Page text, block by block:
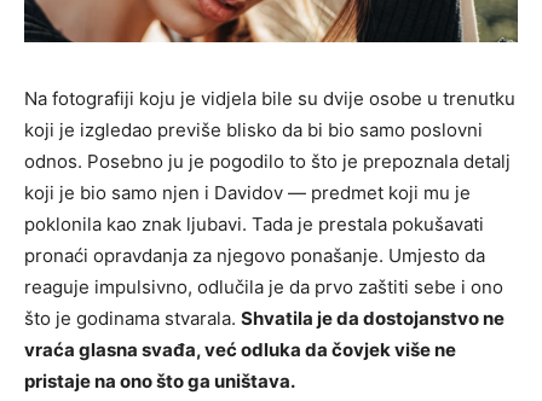
Na fotografiji koju je vidjela bile su dvije osobe u trenutku
koji je izgledao previše blisko da bi bio samo poslovni
odnos. Posebno ju je pogodilo to što je prepoznala detalj
koji je bio samo njen i Davidov — predmet koji mu je
poklonila kao znak ljubavi. Tada je prestala pokušavati
pronaći opravdanja za njegovo ponašanje. Umjesto da
reaguje impulsivno, odlučila je da prvo zaštiti sebe i ono
što je godinama stvarala. Shvatila je da dostojanstvo ne
vraća glasna svađa, već odluka da čovjek više ne
pristaje na ono što ga uništava.